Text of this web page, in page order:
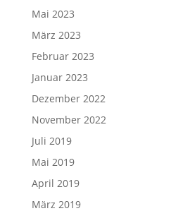
Mai 2023
März 2023
Februar 2023
Januar 2023
Dezember 2022
November 2022
Juli 2019
Mai 2019
April 2019
März 2019